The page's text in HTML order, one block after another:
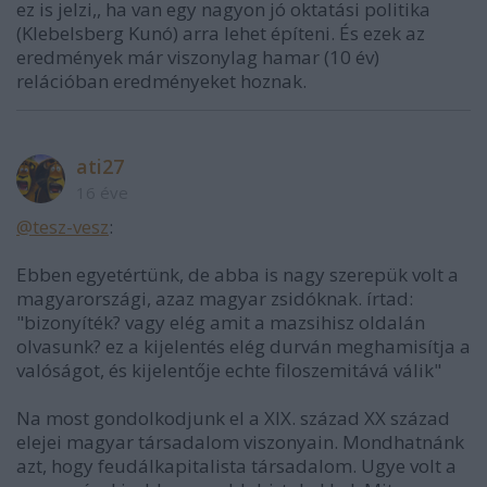
ez is jelzi,, ha van egy nagyon jó oktatási politika
(Klebelsberg Kunó) arra lehet építeni. És ezek az
eredmények már viszonylag hamar (10 év)
relációban eredményeket hoznak.
ati27
@tesz-vesz:
Ebben egyetértünk, de abba is nagy szerepük volt a
magyarországi, azaz magyar zsidóknak. írtad:
"bizonyíték? vagy elég amit a mazsihisz oldalán
olvasunk? ez a kijelentés elég durván meghamisítja a
valóságot, és kijelentője echte filoszemitává válik"
Na most gondolkodjunk el a XIX. század XX század
elejei magyar társadalom viszonyain. Mondhatnánk
azt, hogy feudálkapitalista társadalom. Ugye volt a